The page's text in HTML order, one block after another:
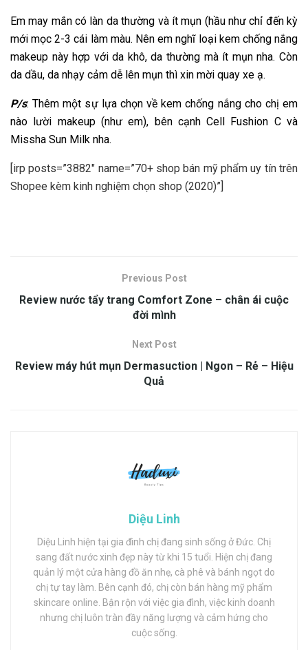
Em may mắn có làn da thường và ít mụn (hầu như chỉ đến kỳ
mới mọc 2-3 cái làm màu. Nên em nghĩ loại kem chống nắng
makeup này hợp với da khô, da thường mà ít mụn nha. Còn
da dầu, da nhạy cảm dễ lên mụn thì xin mời quay xe ạ.
P/s: Thêm một sự lựa chọn về kem chống nắng cho chị em
nào lười makeup (như em), bên cạnh Cell Fushion C và
Missha Sun Milk nha.
[irp posts=”3882″ name=”70+ shop bán mỹ phẩm uy tín trên
Shopee kèm kinh nghiệm chọn shop (2020)”]
Previous Post
Review nước tẩy trang Comfort Zone – chân ái cuộc
đời mình
Next Post
Review máy hút mụn Dermasuction | Ngon – Rẻ – Hiệu
Quả
Diệu Linh
Diệu Linh hiện tại gia đình chị đang sinh sống ở Đức. Chị
sang đất nước xinh đẹp này từ khi 15 tuổi. Hiện chị đang
quản lý một cửa hàng đồ ăn nhẹ, cà phê và bánh ngọt do
chị tự tay làm. Bên cạnh đó, chị còn bán hàng mỹ phẩm
skincare online. Bận rộn với việc gia đình, việc kinh doanh
nhưng chị luôn tràn đầy năng lượng và cảm hứng cho
cuộc sống.